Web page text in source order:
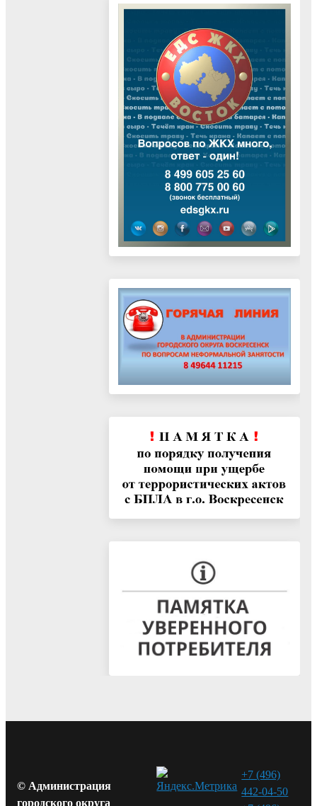
© Администрация
городского округа
+7 (496)
442-04-50